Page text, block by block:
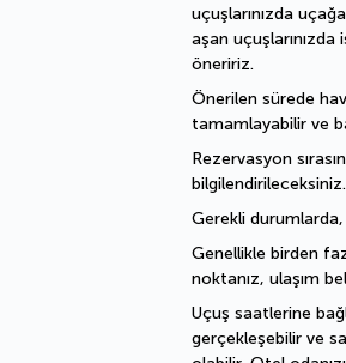
uçuşlarınızda
aşan
öneririz.
Önerilen sürede
tamamlayabilir ve
Rezervasyon
bilgilendirileceksiniz.
Gerekli durumlarda,
Genellikle birden
noktanız, ulaşım
Uçuş saatlerine
gerçekleşebilir ve